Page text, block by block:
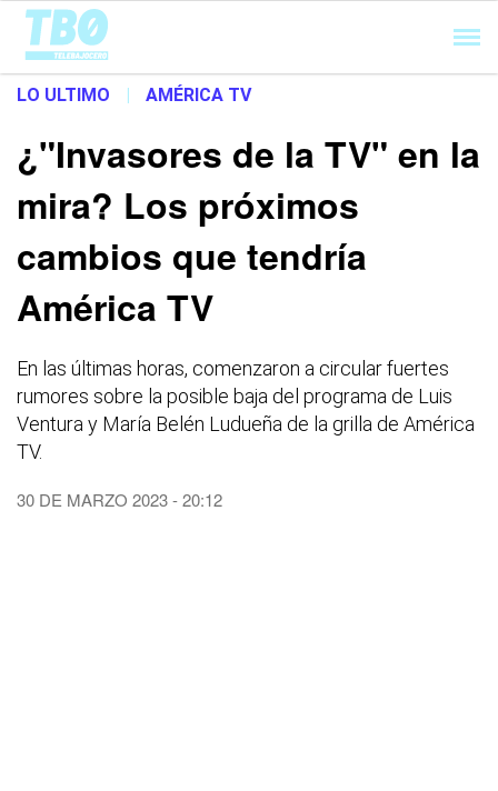
Cargando...
LO ULTIMO | AMÉRICA TV
¿"Invasores de la TV" en la
mira? Los próximos
cambios que tendría
América TV
En las últimas horas, comenzaron a circular fuertes
rumores sobre la posible baja del programa de Luis
Ventura y María Belén Ludueña de la grilla de América
TV.
30 DE MARZO 2023 - 20:12